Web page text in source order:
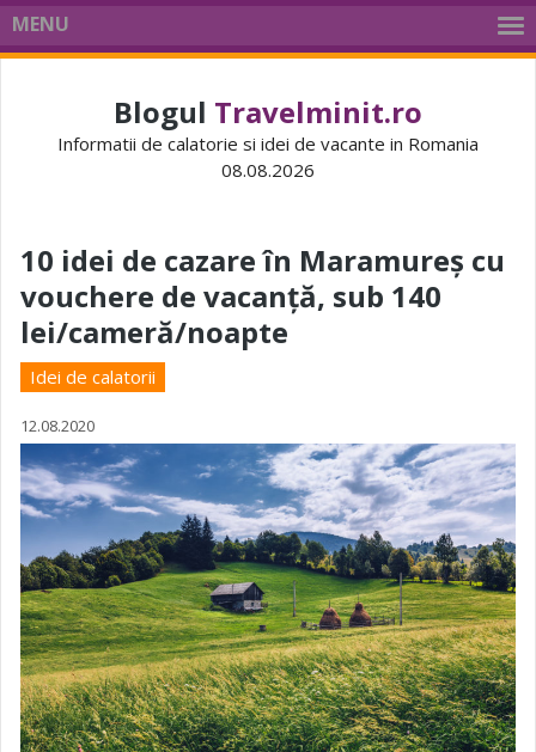
MENU
Blogul Travelminit.ro
Informatii de calatorie si idei de vacante in Romania
08.08.2026
10 idei de cazare în Maramureș cu
vouchere de vacanță, sub 140
lei/cameră/noapte
Idei de calatorii
12.08.2020